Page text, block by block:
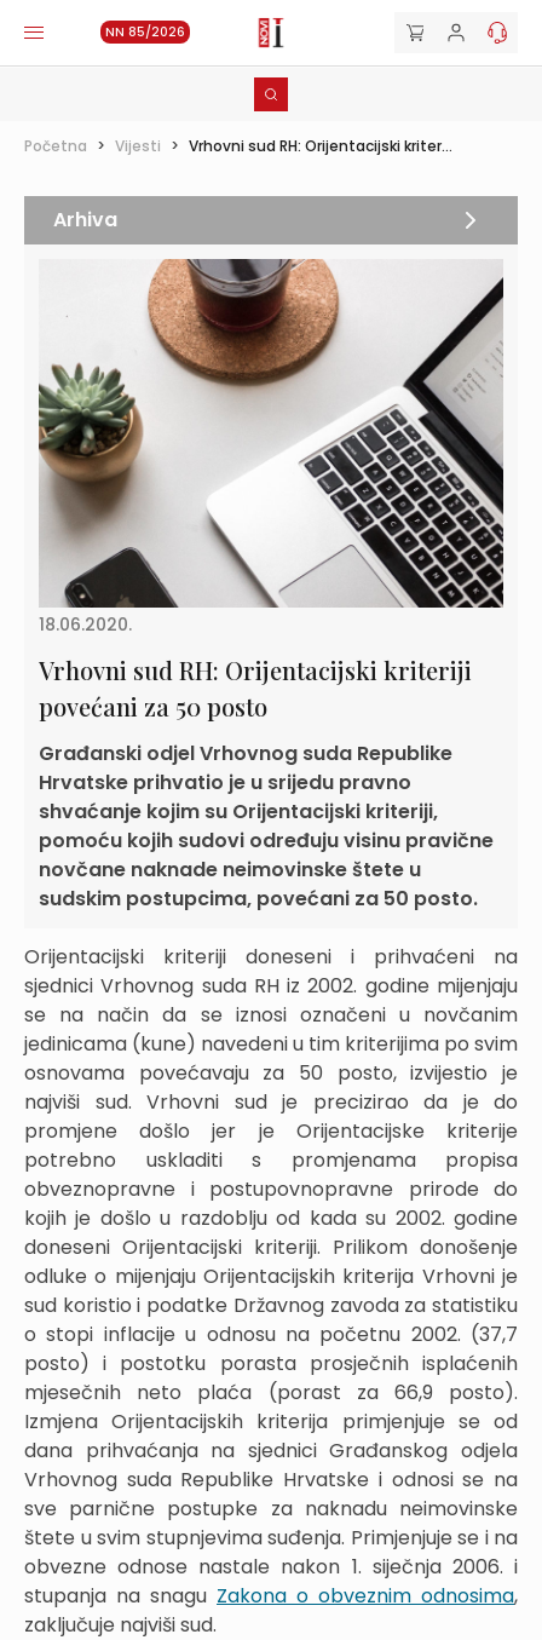
NN 85/2026
Početna > Vijesti > Vrhovni sud RH: Orijentacijski kriter...
18.06.2020.
Vrhovni sud RH: Orijentacijski kriteriji
povećani za 50 posto
Građanski odjel Vrhovnog suda Republike
Hrvatske prihvatio je u srijedu pravno
shvaćanje kojim su Orijentacijski kriteriji,
pomoću kojih sudovi određuju visinu pravične
novčane naknade neimovinske štete u
sudskim postupcima, povećani za 50 posto.
Orijentacijski kriteriji doneseni i prihvaćeni na
sjednici Vrhovnog suda RH iz 2002. godine mijenjaju
se na način da se iznosi označeni u novčanim
jedinicama (kune) navedeni u tim kriterijima po svim
osnovama povećavaju za 50 posto, izvijestio je
najviši sud. Vrhovni sud je precizirao da je do
promjene došlo jer je Orijentacijske kriterije
potrebno uskladiti s promjenama propisa
obveznopravne i postupovnopravne prirode do
kojih je došlo u razdoblju od kada su 2002. godine
doneseni Orijentacijski kriteriji. Prilikom donošenje
odluke o mijenjaju Orijentacijskih kriterija Vrhovni je
sud koristio i podatke Državnog zavoda za statistiku
o stopi inflacije u odnosu na početnu 2002. (37,7
posto) i postotku porasta prosječnih isplaćenih
mjesečnih neto plaća (porast za 66,9 posto).
Izmjena Orijentacijskih kriterija primjenjuje se od
dana prihvaćanja na sjednici Građanskog odjela
Vrhovnog suda Republike Hrvatske i odnosi se na
sve parnične postupke za naknadu neimovinske
štete u svim stupnjevima suđenja. Primjenjuje se i na
obvezne odnose nastale nakon 1. siječnja 2006. i
stupanja na snagu Zakona o obveznim odnosima,
zaključuje najviši sud.
Arhiva